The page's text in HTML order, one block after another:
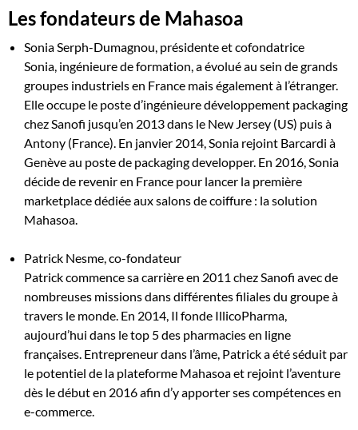
Les fondateurs de Mahasoa
Sonia Serph-Dumagnou, présidente et cofondatrice
Sonia, ingénieure de formation, a évolué au sein de grands
groupes industriels en France mais également à l’étranger.
Elle occupe le poste d’ingénieure développement packaging
chez Sanofi jusqu’en 2013 dans le New Jersey (US) puis à
Antony (France). En janvier 2014, Sonia rejoint Barcardi à
Genève au poste de packaging developper. En 2016, Sonia
décide de revenir en France pour lancer la première
marketplace dédiée aux salons de coiffure : la solution
Mahasoa.
Patrick Nesme, co-fondateur
Patrick commence sa carrière en 2011 chez Sanofi avec de
nombreuses missions dans différentes filiales du groupe à
travers le monde. En 2014, Il fonde IllicoPharma,
aujourd’hui dans le top 5 des pharmacies en ligne
françaises. Entrepreneur dans l’âme, Patrick a été séduit par
le potentiel de la plateforme Mahasoa et rejoint l’aventure
dès le début en 2016 afin d’y apporter ses compétences en
e-commerce.